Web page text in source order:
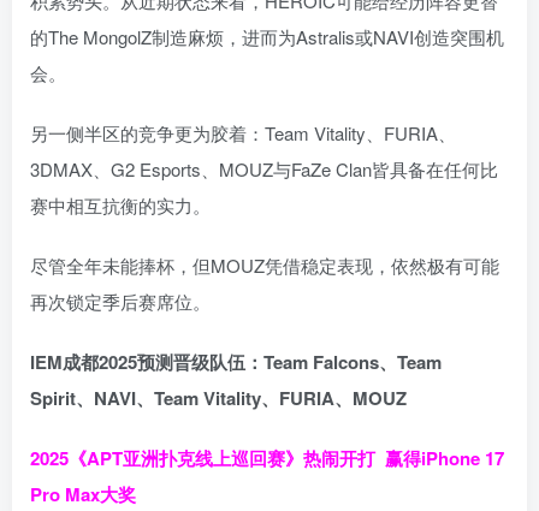
的The MongolZ制造麻烦，进而为Astralis或NAVI创造突围机
会。
另一侧半区的竞争更为胶着：Team Vitality、FURIA、
3DMAX、G2 Esports、MOUZ与FaZe Clan皆具备在任何比
赛中相互抗衡的实力。
尽管全年未能捧杯，但MOUZ凭借稳定表现，依然极有可能
再次锁定季后赛席位。
IEM成都2025预测晋级队伍：Team Falcons、Team
Spirit、NAVI、Team Vitality、FURIA、MOUZ
2025《APT亚洲扑克线上巡回赛》热闹开打 赢得iPhone 17
Pro Max大奖